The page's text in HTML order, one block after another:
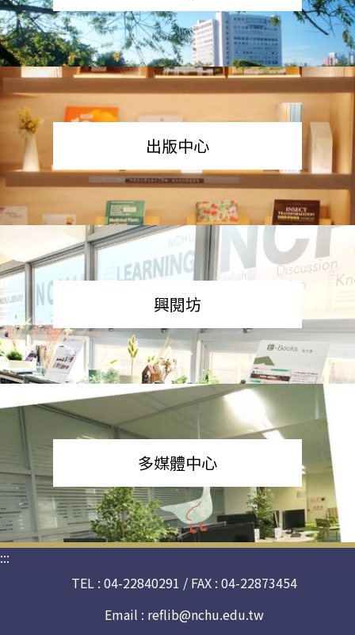
出版中心
興閱坊
多媒體中心
:::
TEL : 04-22840291 / FAX : 04-22873454
Email : reflib@nchu.edu.tw